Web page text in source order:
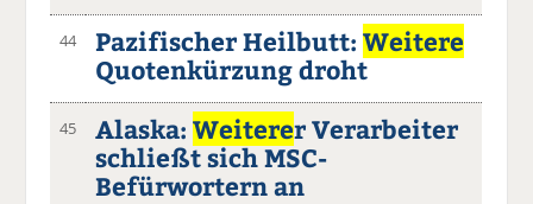
44 Pazifischer Heilbutt:Weitere
Quotenkürzung droht
45 Alaska:Weiterer Verarbeiter
schließt sich MSC-
Befürwortern an